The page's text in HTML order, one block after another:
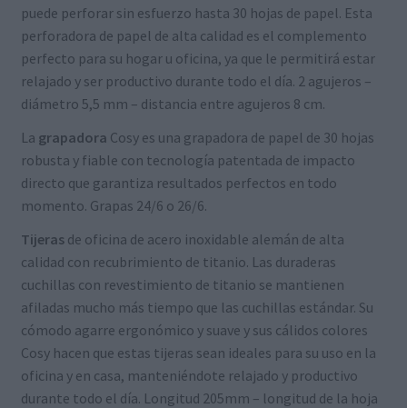
puede perforar sin esfuerzo hasta 30 hojas de papel. Esta
perforadora de papel de alta calidad es el complemento
perfecto para su hogar u oficina, ya que le permitirá estar
relajado y ser productivo durante todo el día. 2 agujeros –
diámetro 5,5 mm – distancia entre agujeros 8 cm.
La grapadora Cosy es una grapadora de papel de 30 hojas
robusta y fiable con tecnología patentada de impacto
directo que garantiza resultados perfectos en todo
momento. Grapas 24/6 o 26/6.
Tijerasde oficina de acero inoxidable alemán de alta
calidad con recubrimiento de titanio. Las duraderas
cuchillas con revestimiento de titanio se mantienen
afiladas mucho más tiempo que las cuchillas estándar. Su
cómodo agarre ergonómico y suave y sus cálidos colores
Cosy hacen que estas tijeras sean ideales para su uso en la
oficina y en casa, manteniéndote relajado y productivo
durante todo el día. Longitud 205mm – longitud de la hoja